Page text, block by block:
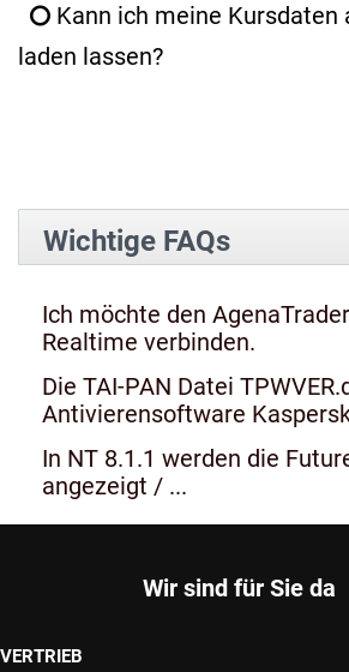
Kann ich meine Kursdaten
laden lassen?
Wichtige FAQs
Ich möchte den
Realtime verbinden.
Die TAI-PAN Datei
Antivierensoftware
In NT 8.1.1 werden die
angezeigt / ...
Wir sind für Sie da
VERTRIEB